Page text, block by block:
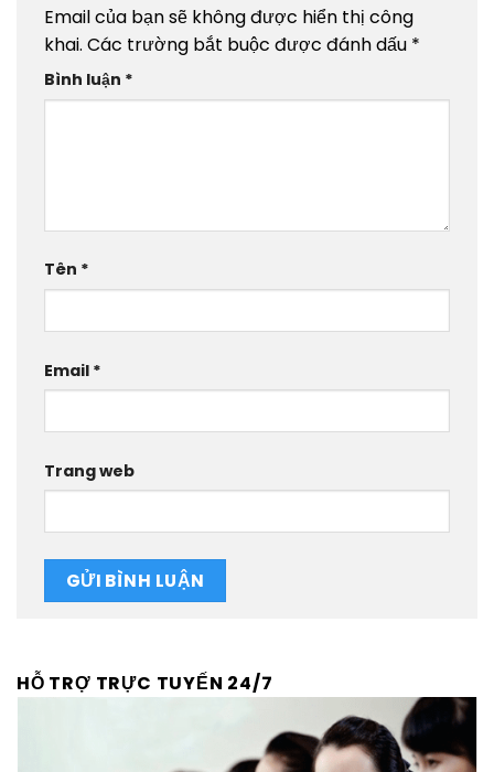
Email của bạn sẽ không được hiển thị công
khai. Các trường bắt buộc được đánh dấu *
Bình luận *
Tên *
Email *
Trang web
HỖ TRỢ TRỰC TUYẾN 24/7